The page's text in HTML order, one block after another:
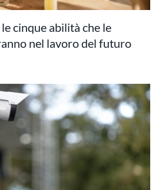
cinque abilità che le
nel lavoro del futuro